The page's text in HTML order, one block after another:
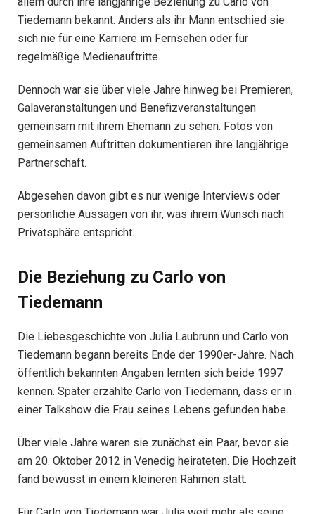
Tiedemann bekannt. Anders als ihr Mann entschied sie
sich nie für eine Karriere im Fernsehen oder für
regelmäßige Medienauftritte.
Dennoch war sie über viele Jahre hinweg bei Premieren,
Galaveranstaltungen und Benefizveranstaltungen
gemeinsam mit ihrem Ehemann zu sehen. Fotos von
gemeinsamen Auftritten dokumentieren ihre langjährige
Partnerschaft.
Abgesehen davon gibt es nur wenige Interviews oder
persönliche Aussagen von ihr, was ihrem Wunsch nach
Privatsphäre entspricht.
Die Beziehung zu Carlo von
Tiedemann
Die Liebesgeschichte von Julia Laubrunn und Carlo von
Tiedemann begann bereits Ende der 1990er-Jahre. Nach
öffentlich bekannten Angaben lernten sich beide 1997
kennen. Später erzählte Carlo von Tiedemann, dass er in
einer Talkshow die Frau seines Lebens gefunden habe.
Über viele Jahre waren sie zunächst ein Paar, bevor sie
am 20. Oktober 2012 in Venedig heirateten. Die Hochzeit
fand bewusst in einem kleineren Rahmen statt.